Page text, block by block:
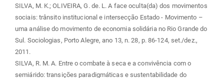
SILVA, M. K.; OLIVEIRA, G. de. L. A face oculta(da) dos movimentos
sociais: trânsito institucional e intersecção Estado - Movimento –
uma análise do movimento de economia solidária no Rio Grande do
Sul. Sociologias, Porto Alegre, ano 13, n. 28, p. 86-124, set./dez.,
2011.
SILVA, R. M. A. Entre o combate à seca e a convivência com o
semiárido: transições paradigmáticas e sustentabilidade do